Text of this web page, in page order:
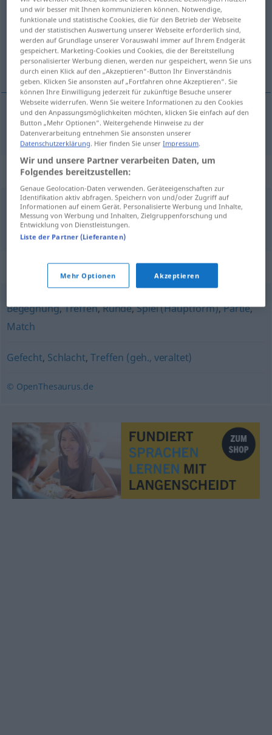
Übersicht aller Übersetzungen
(Für mehr Details die Übersetzung anklicken/antippen)
战斗
战斗[zhàndòu] Kampf
Beispielsätze für "Kampf"
Kampf aufLebenundTod
生死搏斗[chēngsǐ bódòu]
Synonyme für "Kampf"
Begegnung,Treffen,Runde,Spiel (Hauptform),Partie,
Match
Gefecht, Schlacht,Treffen (geh., veraltet)
© OpenThesaurus.de
und wir besser mit Ihnen kommunizieren können. Notwendige,
funktionale und statistische Cookies, die für den Betrieb der Webseite
und der statistischen Auswertung unserer Webseite erforderlich sind,
werden auf Grundlage unserer Vorauswahl immer auf Ihrem Endgerät
gespeichert. Marketing-Cookies und Cookies, die der Bereitstellung
personalisierter Werbung dienen, werden nur gespeichert, wenn Sie uns
durch einen Klick auf den „Akzeptieren“-Button Ihr Einverständnis
geben. Klicken Sie ansonsten auf „Fortfahren ohne Akzeptieren“. Sie
können Ihre Einwilligung jederzeit für zukünftige Besuche unserer
Webseite widerrufen. Wenn Sie weitere Informationen zu den Cookies
und den Anpassungsmöglichkeiten möchten, klicken Sie einfach auf den
Button „Mehr Optionen“. Weitergehende Hinweise zu der
Datenverarbeitung entnehmen Sie ansonsten unserer
Datenschutzerklärung . Hier finden Sie unserImpressum
Wir und unsere Partner verarbeiten Daten, um
Folgendes bereitzustellen:
Genaue Geolocation-Daten verwenden. Geräteeigenschaften zur
Identifikation aktiv abfragen. Speichern von und/oder Zugriff auf
Informationen auf einem Gerät. Personalisierte Werbung und Inhalte,
Messung von Werbung und Inhalten, Zielgruppenforschung und
Entwicklung von Dienstleistungen.
Liste der Partner (Lieferanten)
Mehr Optionen Akzeptieren